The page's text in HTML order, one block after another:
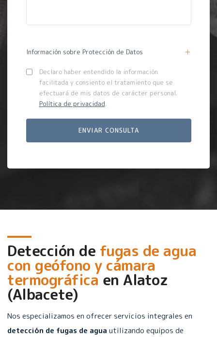
Información sobre Protección de Datos
Declaro haber entendido la información
facilitada y consiento el tratamiento que se
efectuará de mis datos de carácter personal.
Política de privacidad.
Detección de fugas de agua
con geófono y cámara
termográficaen Alatoz
(Albacete)
Nos especializamos en ofrecer servicios integrales en
detección de fugas de agua utilizando equipos de